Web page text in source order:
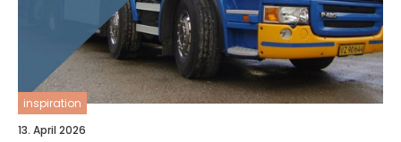
inspiration
13. April 2026